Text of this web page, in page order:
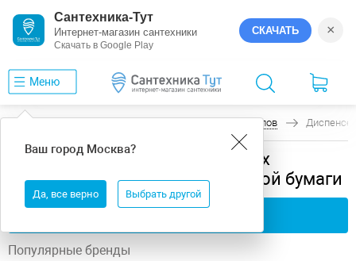
Сантехника-Тут
Интернет-магазин сантехники
Скачать в Google Play
СКАЧАТЬ ×
Меню
Ваш город Москва?
Да, все верно Выбрать другой
Аксессуары для общественных санузлов
Аксессуары для общественных
санузлов диспенсеры туалетной бумаги
Популярные бренды